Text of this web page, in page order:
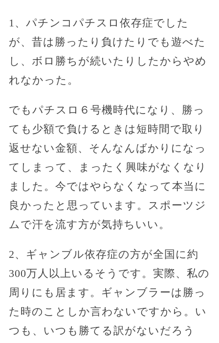
1、パチンコパチスロ依存症でした
が、昔は勝ったり負けたりでも遊べた
し、ボロ勝ちが続いたりしたからやめ
れなかった。
でもパチスロ６号機時代になり、勝っ
ても少額で負けるときは短時間で取り
返せない金額、そんなんばかりになっ
てしまって、まったく興味がなくなり
ました。今ではやらなくなって本当に
良かったと思っています。スポーツジ
ムで汗を流す方が気持ちいい。
2、ギャンブル依存症の方が全国に約
300万人以上いるそうです。実際、私の
周りにも居ます。ギャンブラーは勝っ
た時のことしか言わないですから。い
つも、いつも勝てる訳がないだろう